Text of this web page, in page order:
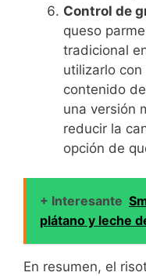
Control de
queso
tradicional
utilizarlo
contenido
una versión
reducir la
opción de
+ Interesante
plátano y leche
En resumen, el